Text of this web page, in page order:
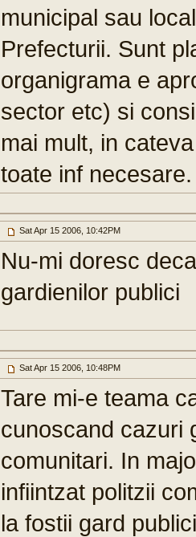
municipal sau
Prefecturii. Sunt
organigrama e
sector etc) si
mai mult, in
toate inf necesare.
Sat Apr 15 2006, 10:42PM
Nu-mi doresc
gardienilor publici
Sat Apr 15 2006, 10:48PM
Tare mi-e teama
cunoscand cazuri
comunitari. In
infiintzat politzii
la fostii gard